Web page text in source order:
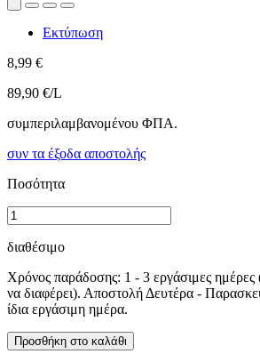
Εκτύπωση
8,99 €
89,90 €/L
συμπεριλαμβανομένου ΦΠΑ.
συν τα έξοδα αποστολής
Ποσότητα
διαθέσιμο
Χρόνος παράδοσης: 1 - 3 εργάσιμες ημέρες
να διαφέρει). Αποστολή Δευτέρα -
ίδια εργάσιμη ημέρα.
Προσθήκη στο καλάθι